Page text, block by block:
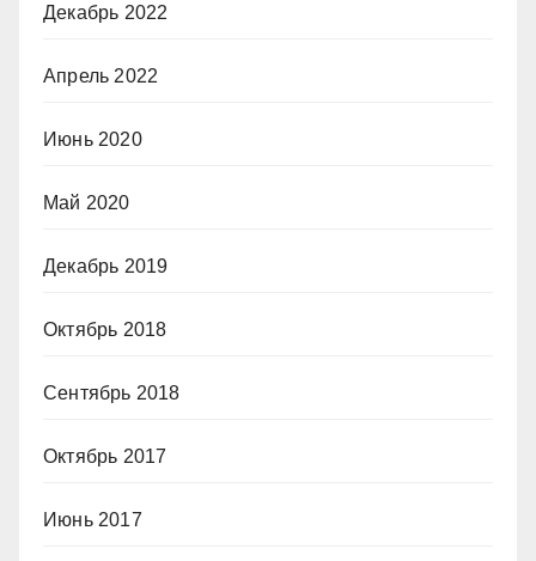
Декабрь 2022
Апрель 2022
Июнь 2020
Май 2020
Декабрь 2019
Октябрь 2018
Сентябрь 2018
Октябрь 2017
Июнь 2017